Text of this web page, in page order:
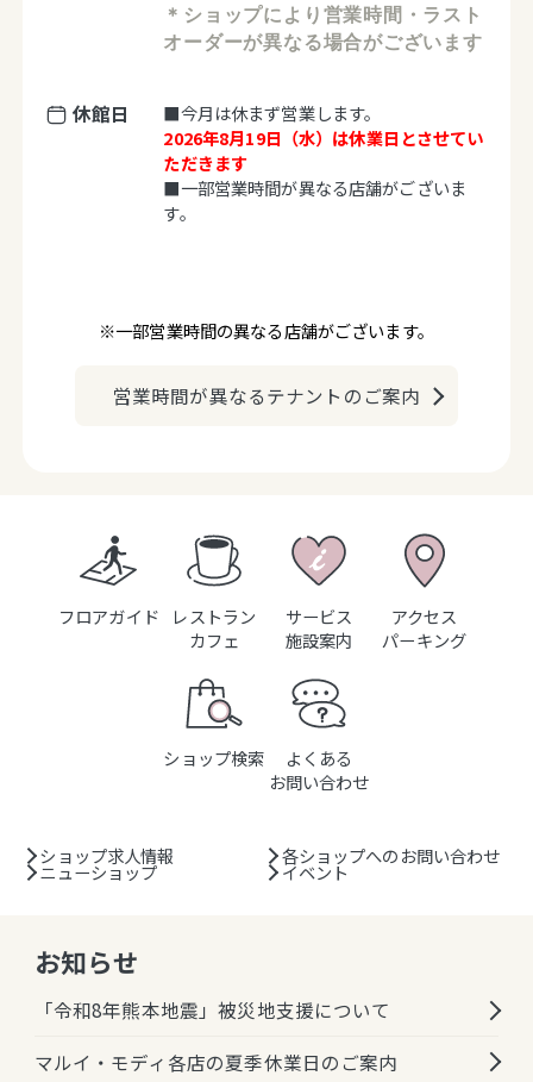
＊ショップにより営業時間・ラスト
オーダーが異なる場合がございます
休館日
■今月は休まず営業します。
2026年8月19日（水）は休業日とさせてい
ただきます
■一部営業時間が異なる店舗がございま
す。
※一部営業時間の異なる店舗がございます。
営業時間が異なるテナントのご案内
フロアガイド
アクセス
パーキング
レストラン
カフェ
ショップ検索
サービス
施設案内
よくある
お問い合わせ
ショップ求人情報 各ショップへのお問い合わせ
ニューショップ イベント
お知らせ
「令和8年熊本地震」被災地支援について
マルイ・モディ各店の夏季休業日のご案内